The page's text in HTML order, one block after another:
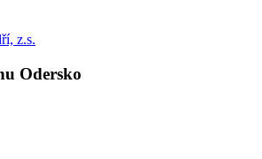
z.s.
Odersko